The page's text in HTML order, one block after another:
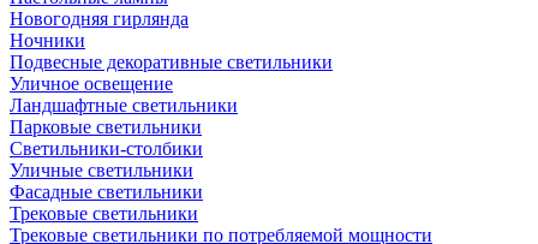
Новогодняя гирлянда
Ночники
Подвесные декоративные светильники
Уличное освещение
Ландшафтные светильники
Парковые светильники
Светильники-столбики
Уличные светильники
Фасадные светильники
Трековые светильники
Трековые светильники по потребляемой мощности